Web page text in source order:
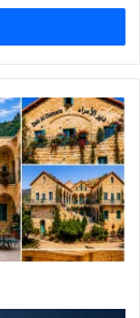
الإلكتروني
سهرةٌ
في
بيت
شاعر